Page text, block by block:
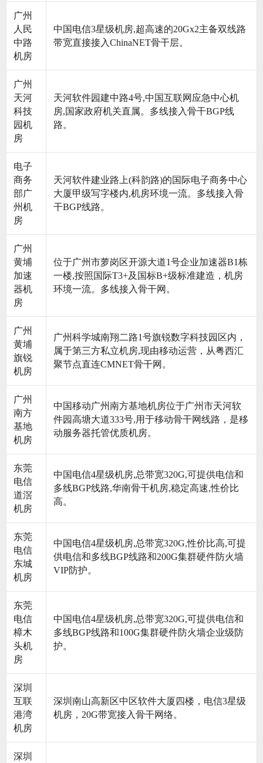
广州
人民
中路
机房
中国电信3星级机房,超高速的20Gx2主备双线路
带宽直接接入ChinaNET骨干层。
广州
天河
科技
园机
房
天河软件园建中路4号,中国互联网应急中心机
房,国家政府机关直属。多线接入骨干BGP线
路。
电子
商务
部广
州机
房
天河软件建业路上(科韵路)的国际电子商务中心
大厦甲级写字楼内,机房环境一流。多线接入骨
干BGP线路。
广州
黄埔
加速
器机
房
位于广州市萝岗区开源大道1号企业加速器B1栋
一楼,按照国际T3+及国标B+级标准建造，机房
环境一流。多线接入骨干网。
广州
黄埔
旗锐
机房
广州科学城南翔二路1号旗锐数字科技园区内，
属于第三方私立机房,现由移动运营，从粤西汇
聚节点直连CMNET骨干网。
广州
南方
基地
机房
中国移动广州南方基地机房位于广州市天河软
件园高塘大道333号,用于移动骨干网线路，是移
动服务器托管优质机房。
东莞
电信
道滘
机房
中国电信4星级机房,总带宽320G,可提供电信和
多线BGP线路,华南骨干机房,稳定高速,性价比
高。
东莞
电信
东城
机房
中国电信4星级机房,总带宽320G,性价比高,可提
供电信和多线BGP线路和200G集群硬件防火墙
VIP防护。
东莞
电信
樟木
头机
房
中国电信4星级机房,总带宽320G,可提供电信和
多线BGP线路和100G集群硬件防火墙企业级防
护。
深圳
互联
港湾
机房
深圳南山高新区中区软件大厦四楼，电信3星级
机房，20G带宽接入骨干网络。
深圳